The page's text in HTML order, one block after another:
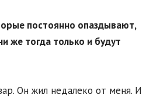
постоянно опаздывают,
же тогда только и будут
Он жил недалеко от меня. И